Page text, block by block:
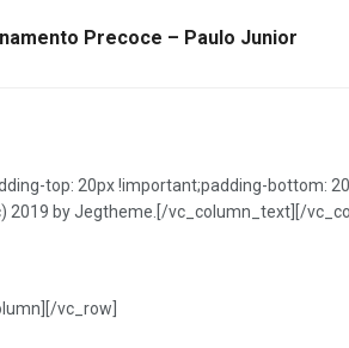
Precoce – Paulo Junior
top: 20px !important;padding-bottom:
by Jegtheme.[/vc_column_text][/
vc_row]